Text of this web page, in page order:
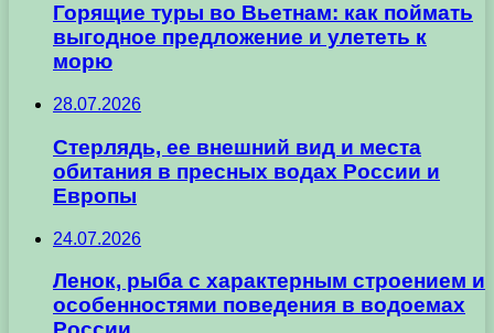
Горящие туры во Вьетнам: как поймать
выгодное предложение и улететь к
морю
28.07.2026
Стерлядь, ее внешний вид и места
обитания в пресных водах России и
Европы
24.07.2026
Ленок, рыба с характерным строением и
особенностями поведения в водоемах